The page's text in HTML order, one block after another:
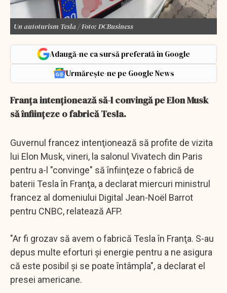
Un autoturism Tesla / Foto: DCBusiness
Adaugă-ne ca sursă preferată în Google
Urmărește-ne pe Google News
Franţa intenţionează să-l convingă pe Elon Musk
să înfiinţeze o fabrică Tesla.
Guvernul francez intenţionează să profite de vizita
lui Elon Musk, vineri, la salonul Vivatech din Paris
pentru a-l "convinge" să înfiinţeze o fabrică de
baterii Tesla în Franţa, a declarat miercuri ministrul
francez al domeniului Digital Jean-Noël Barrot
pentru CNBC, relatează AFP.
"Ar fi grozav să avem o fabrică Tesla în Franţa. S-au
depus multe eforturi şi energie pentru a ne asigura
că este posibil şi se poate întâmpla", a declarat el
presei americane.